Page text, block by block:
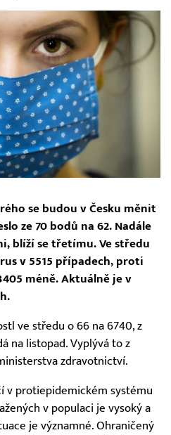
se budou v Česku měnit
ze 70 bodů na 62. Nadále
blíží se třetímu. Ve středu
v 5515 případech, proti
méně. Aktuálně je v
ve středu o 66 na 6740, z
na listopad. Vyplývá to z
zdravotnictví.
v protiepidemickém systému
v populaci je vysoký a
je významné. Ohraničený